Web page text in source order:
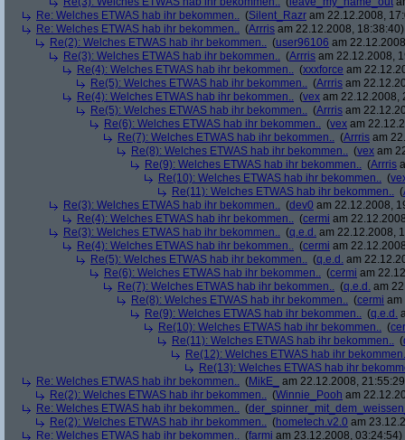
Re: Welches ETWAS hab ihr bekommen.. (Silent_Razr am 22.12.2008,
Re: Welches ETWAS hab ihr bekommen.. (Arrris am 22.12.2008, 18:38:40)
Re(2): Welches ETWAS hab ihr bekommen.. (user96106 am
Re(3): Welches ETWAS hab ihr bekommen.. (Arrris am 22.12.2008,
Re(4): Welches ETWAS hab ihr bekommen.. (xxxforce am
Re(5): Welches ETWAS hab ihr bekommen.. (Arrris am
Re(4): Welches ETWAS hab ihr bekommen.. (vex am 22.12.2008,
Re(5): Welches ETWAS hab ihr bekommen.. (Arrris am
Re(6): Welches ETWAS hab ihr bekommen.. (vex am
Re(7): Welches ETWAS hab ihr bekommen.. (Arrris am
Re(8): Welches ETWAS hab ihr bekommen.. (vex am
Re(9): Welches ETWAS hab ihr bekommen.. (Arrris
Re(10): Welches ETWAS hab ihr bekommen.. (
Re(11): Welches ETWAS hab ihr bekommen.. (
Re(3): Welches ETWAS hab ihr bekommen.. (dev0 am 22.12.2008,
Re(4): Welches ETWAS hab ihr bekommen.. (cermi am
Re(3): Welches ETWAS hab ihr bekommen.. (q.e.d. am 22.12.2008,
Re(4): Welches ETWAS hab ihr bekommen.. (cermi am
Re(5): Welches ETWAS hab ihr bekommen.. (q.e.d. am
Re(6): Welches ETWAS hab ihr bekommen.. (cermi am
Re(7): Welches ETWAS hab ihr bekommen.. (q.e.d. am
Re(8): Welches ETWAS hab ihr bekommen.. (cermi am
Re(9): Welches ETWAS hab ihr bekommen.. (q.e.d.
Re(10): Welches ETWAS hab ihr bekommen.. (
Re(11): Welches ETWAS hab ihr bekommen.. (
Re(12): Welches ETWAS hab ihr
Re(13): Welches ETWAS hab ihr
Re: Welches ETWAS hab ihr bekommen.. (MikE_
am 22.12.2008,
Re(2): Welches ETWAS hab ihr bekommen.. (Winnie_Pooh am
Re: Welches ETWAS hab ihr bekommen.. (
Re(2): Welches ETWAS hab ihr bekommen.. (hometech.v2.0 am
Re: Welches ETWAS hab ihr bekommen.. (farmi am 23.12.2008, 03:24:54)